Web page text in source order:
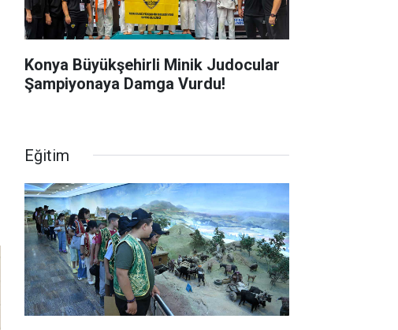
Konya Büyükşehirli Minik Judocular
Şampiyonaya Damga Vurdu!
Eğitim